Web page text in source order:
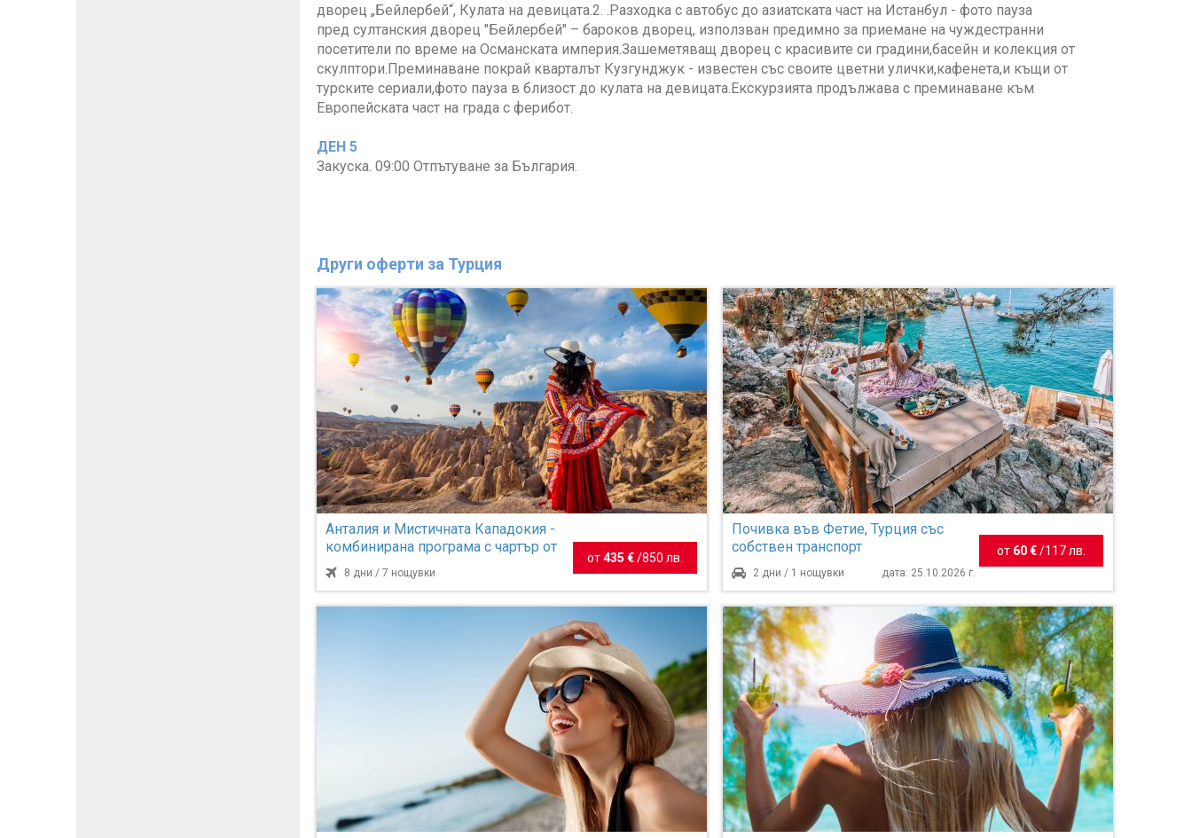
дворец „Бейлербей“, Кулата на девицата.2. .Разходка с автобус до азиатската част на Истанбул - фото пауза
пред султанския дворец "Бейлербей" – бароков дворец, използван предимно за приемане на чуждестранни
посетители по време на Османската империя.Зашеметяващ дворец с красивите си градини,басейн и колекция от
скулптори.Преминаване покрай кварталът Кузгунджук - известен със своите цветни улички,кафенета,и къщи от
турските сериали,фото пауза в близост до кулата на девицата.Екскурзията продължава с преминаване към
Европейската част на града с ферибот.
ДЕН 5
Закуска. 09:00 Отпътуване за България.
Други оферти за Турция
Анталия и Мистичната Кападокия -
комбинирана програма с чартър от
София8 дни / 7 нощувки
от435 € /850 лв.
Почивка във Фетие, Турция със
собствен транспорт
2 дни / 1 нощувки дата: 25.10.2026 г.
от 60 € / 117 лв.